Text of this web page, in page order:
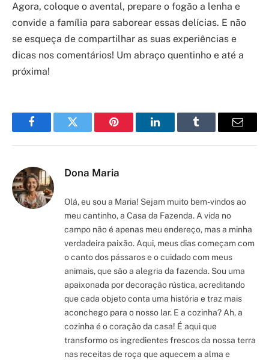
Agora, coloque o avental, prepare o fogão a lenha e
convide a família para saborear essas delícias. E não
se esqueça de compartilhar as suas experiências e
dicas nos comentários! Um abraço quentinho e até a
próxima!
FacebookTwitter Pinterest LinkedInTumblr Email
Dona Maria
Olá, eu sou a Maria! Sejam muito bem-vindos ao
meu cantinho, a Casa da Fazenda. A vida no
campo não é apenas meu endereço, mas a minha
verdadeira paixão. Aqui, meus dias começam com
o canto dos pássaros e o cuidado com meus
animais, que são a alegria da fazenda. Sou uma
apaixonada por decoração rústica, acreditando
que cada objeto conta uma história e traz mais
aconchego para o nosso lar. E a cozinha? Ah, a
cozinha é o coração da casa! É aqui que
transformo os ingredientes frescos da nossa terra
nas receitas de roça que aquecem a alma e